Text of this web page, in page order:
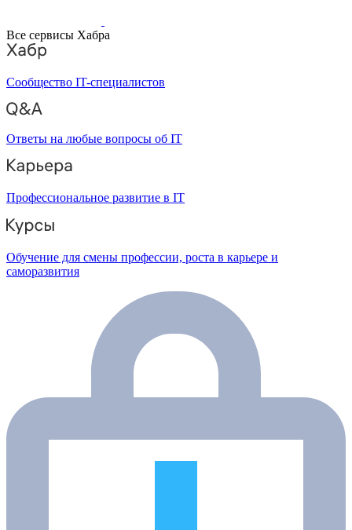
Все сервисы Хабра
Сообщество IT-специалистов
Ответы на любые вопросы об IT
Профессиональное развитие в IT
Обучение для смены профессии, роста в карьере и
саморазвития